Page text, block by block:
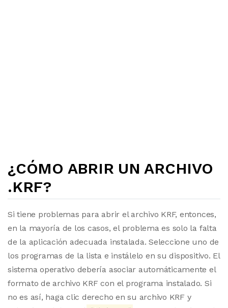
¿CÓMO ABRIR UN ARCHIVO
.KRF?
Si tiene problemas para abrir el archivo KRF, entonces,
en la mayoría de los casos, el problema es solo la falta
de la aplicación adecuada instalada. Seleccione uno de
los programas de la lista e instálelo en su dispositivo. El
sistema operativo debería asociar automáticamente el
formato de archivo KRF con el programa instalado. Si
no es así, haga clic derecho en su archivo KRF y